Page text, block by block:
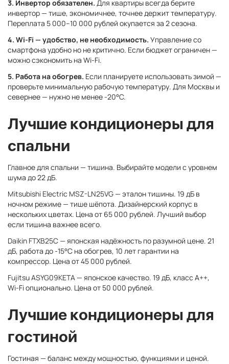
3. Инвертор обязателен. Для квартиры всегда берите
инвертор — тише, экономичнее, точнее держит температуру.
Переплата 5 000–10 000 рублей окупается за 2 сезона.
4. Wi-Fi — удобство, не необходимость. Управление со
смартфона удобно но не критично. Если бюджет ограничен —
можно сэкономить на Wi-Fi.
5. Работа на обогрев. Если планируете использовать зимой —
проверьте минимальную рабочую температуру. Для Москвы и
севернее — нужно не менее -20°C.
Лучшие кондиционеры для
спальни
Главное для спальни — тишина. Выбирайте модели с уровнем
шума до 22 дБ.
Mitsubishi Electric MSZ-LN25VG— эталон тишины. 19 дБ в
ночном режиме — тише шёпота. Дизайнерский корпус в
нескольких цветах. Цена от 65 000 рублей. Лучший выбор
если тишина важнее всего.
Daikin FTXB25C— японская надёжность по разумной цене. 21
дБ, работа до -15°C на обогрев, 10 лет гарантии на
компрессор. Цена от 45 000 рублей.
Fujitsu ASYG09KETA— японское качество. 19 дБ, класс A++,
Wi-Fi опционально. Цена от 50 000 рублей.
Лучшие кондиционеры для
гостиной
Гостиная — баланс между мощностью, функциями и ценой.